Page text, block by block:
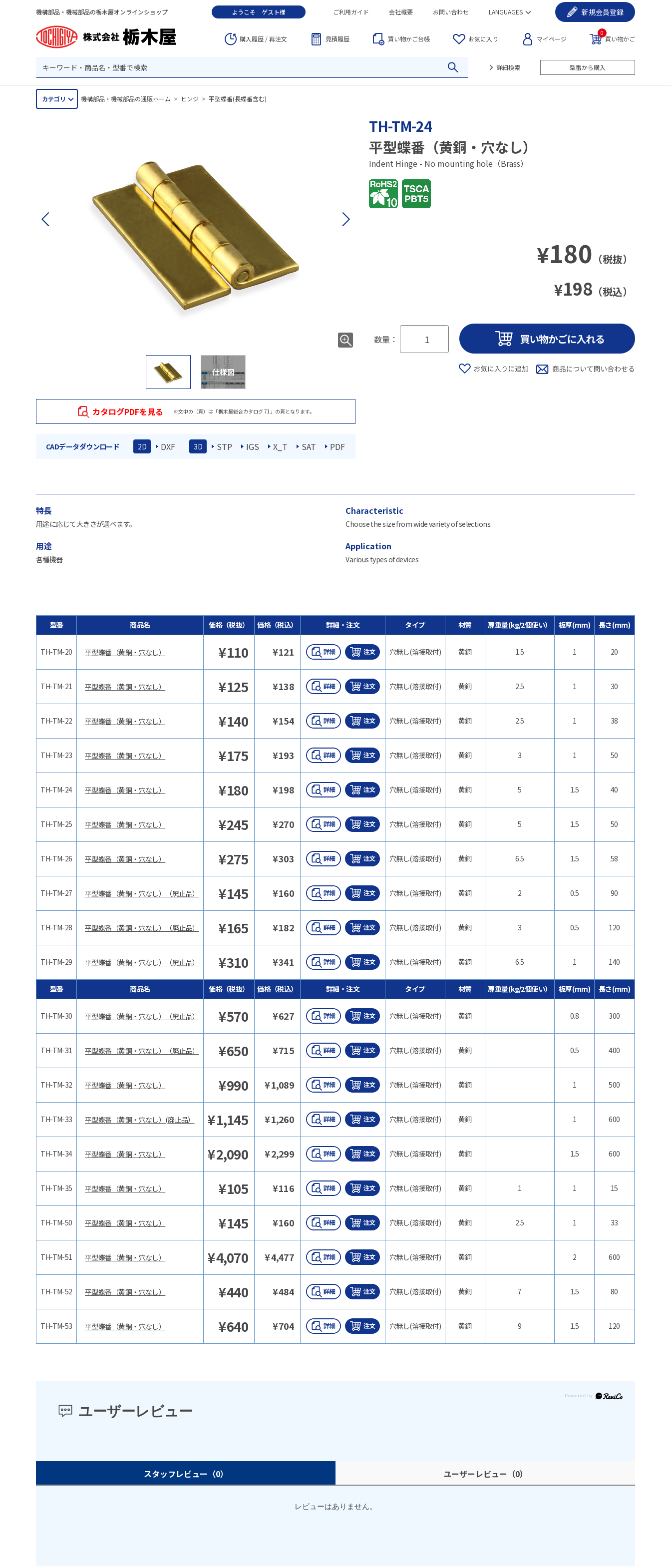
機構部品・機械部品の栃木屋オンラインショップ ようこそ ゲスト様 ご利用ガイド 会社概要 お問い合わせ LANGUAGES 新規会員登録
購入履歴 / 再注文 見積履歴 買い物かご台帳 お気に入り マイページ 買い物かご
0
詳細検索 型番から購入
カテゴリ 機構部品・機械部品の通販ホーム > ヒンジ > 平型蝶番(長蝶番含む)
仕様図
カタログPDFを見る ※文中の（頁）は「栃木屋総合カタログ 71」の頁となります。
CADデータダウンロード 2D DXF 3D STP IGS X_T SAT PDF
TH-TM-24
平型蝶番（黄銅・穴なし）
Indent Hinge - No mounting hole（Brass）
¥180 （税抜）
¥198 （税込）
数量：
特長
用途に応じて大きさが選べます。
Characteristic
Choose the size from wide variety of selections.
用途
各種機器
Application
Various types of devices
型番 商品名 価格（税抜） 価格（税込） 詳細・注文
TH-TM-20 平型蝶番（黄銅・穴なし） ¥110 ¥121
TH-TM-21 平型蝶番（黄銅・穴なし） ¥125 ¥138
TH-TM-22 平型蝶番（黄銅・穴なし） ¥140 ¥154
TH-TM-23 平型蝶番（黄銅・穴なし） ¥175 ¥193
TH-TM-24 平型蝶番（黄銅・穴なし） ¥180 ¥198
TH-TM-25 平型蝶番（黄銅・穴なし） ¥245 ¥270
TH-TM-26 平型蝶番（黄銅・穴なし） ¥275 ¥303
TH-TM-27 平型蝶番（黄銅・穴なし）（廃止品） ¥145 ¥160
TH-TM-28 平型蝶番（黄銅・穴なし）（廃止品） ¥165 ¥182
TH-TM-29 平型蝶番（黄銅・穴なし）（廃止品） ¥310 ¥341
型番 商品名 価格（税抜） 価格（税込） 詳細・注文
TH-TM-30 平型蝶番（黄銅・穴なし）（廃止品） ¥570 ¥627
TH-TM-31 平型蝶番（黄銅・穴なし）（廃止品） ¥650 ¥715
TH-TM-32 平型蝶番（黄銅・穴なし） ¥990 ¥1,089
TH-TM-33 平型蝶番（黄銅・穴なし）(廃止品） ¥1,145 ¥1,260
TH-TM-34 平型蝶番（黄銅・穴なし） ¥2,090 ¥2,299
TH-TM-35 平型蝶番（黄銅・穴なし） ¥105 ¥116
TH-TM-50 平型蝶番（黄銅・穴なし） ¥145 ¥160
TH-TM-51 平型蝶番（黄銅・穴なし） ¥4,070 ¥4,477
TH-TM-52 平型蝶番（黄銅・穴なし） ¥440 ¥484
TH-TM-53 平型蝶番（黄銅・穴なし） ¥640 ¥704
タイプ 材質 扉重量(kg/2個使い） 板厚(mm) 長さ(mm)
穴無し(溶接取付) 黄銅 1.5 1 20
穴無し(溶接取付) 黄銅 2.5 1 30
穴無し(溶接取付) 黄銅 2.5 1 38
穴無し(溶接取付) 黄銅 3 1 50
穴無し(溶接取付) 黄銅 5 1.5 40
穴無し(溶接取付) 黄銅 5 1.5 50
穴無し(溶接取付) 黄銅 6.5 1.5 58
穴無し(溶接取付) 黄銅 2 0.5 90
穴無し(溶接取付) 黄銅 3 0.5 120
穴無し(溶接取付) 黄銅 6.5 1 140
タイプ 材質 扉重量(kg/2個使い） 板厚(mm) 長さ(mm)
穴無し(溶接取付) 黄銅 0.8 300
穴無し(溶接取付) 黄銅 0.5 400
穴無し(溶接取付) 黄銅 1 500
穴無し(溶接取付) 黄銅 1 600
穴無し(溶接取付) 黄銅 1.5 600
穴無し(溶接取付) 黄銅 1 1 15
穴無し(溶接取付) 黄銅 2.5 1 33
穴無し(溶接取付) 黄銅 2 600
穴無し(溶接取付) 黄銅 7 1.5 80
穴無し(溶接取付) 黄銅 9 1.5 120
ユーザーレビュー
スタッフレビュー （0） ユーザーレビュー （0）
レビューはありません。